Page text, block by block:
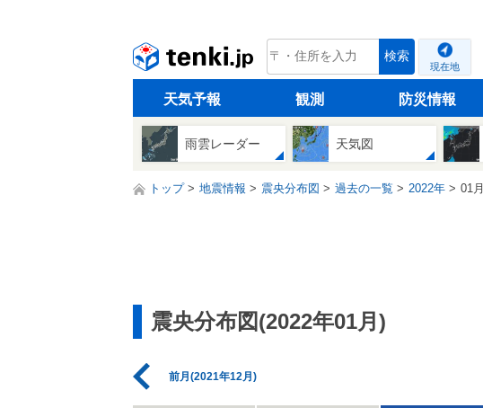
tenki.jp 検索
現在地
天気予報 観測 防災情報
雨雲レーダー 天気図
トップ 地震情報 震央分布図 過去の一覧 2022年 01月
震央分布図(2022年01月)
前月(2021年12月)